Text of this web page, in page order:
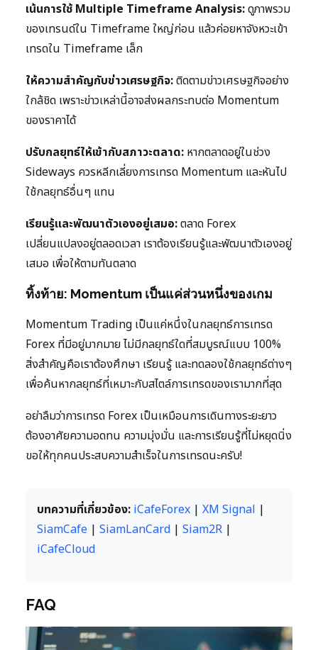
เน้นการใช้ Multiple Timeframe Analysis:ดูภาพรวม
ของเทรนด์ใน Timeframe ใหญ่ก่อน แล้วค่อยหาจังหวะเข้า
เทรดใน Timeframe เล็ก
ให้ความสำคัญกับข่าวเศรษฐกิจ:ติดตามข่าวเศรษฐกิจอย่าง
ใกล้ชิด เพราะข่าวเหล่านี้อาจส่งผลกระทบต่อ Momentum
ของราคาได้
ปรับกลยุทธ์ให้เข้ากับสภาวะตลาด: หากตลาดอยู่ในช่วง
Sideways ควรหลีกเลี่ยงการเทรด Momentum และหันไป
ใช้กลยุทธ์อื่นๆ แทน
เรียนรู้และพัฒนาตัวเองอยู่เสมอ:ตลาด Forex
เปลี่ยนแปลงอยู่ตลอดเวลา เราต้องเรียนรู้และพัฒนาตัวเองอยู่
เสมอ เพื่อให้ตามทันตลาด
ทิ้งท้าย: Momentum เป็นแค่ส่วนหนึ่งของเกม
Momentum Trading เป็นแค่หนึ่งในกลยุทธ์การเทรด
Forex ที่มีอยู่มากมาย ไม่มีกลยุทธ์ใดที่สมบูรณ์แบบ 100%
สิ่งสำคัญคือเราต้องศึกษา เรียนรู้ และทดลองใช้กลยุทธ์ต่างๆ
เพื่อค้นหากลยุทธ์ที่เหมาะกับสไตล์การเทรดของเรามากที่สุด
อย่าลืมว่าการเทรด Forex เป็นเหมือนการเดินทางระยะยาว
ต้องอาศัยความอดทน ความมุ่งมั่น และการเรียนรู้ที่ไม่หยุดนิ่ง
ขอให้ทุกคนประสบความสำเร็จในการเทรดนะครับ!
บทความที่เกี่ยวข้อง: iCafeForex | XM Signal |
SiamCafe | SiamLanCard | Siam2R |
iCafeCloud
FAQ